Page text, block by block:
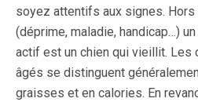
soyez attentifs aux signes.
(déprime, maladie, handicap…)
actif est un chien qui vieillit. Les
âgés se distinguent
graisses et en calories. En